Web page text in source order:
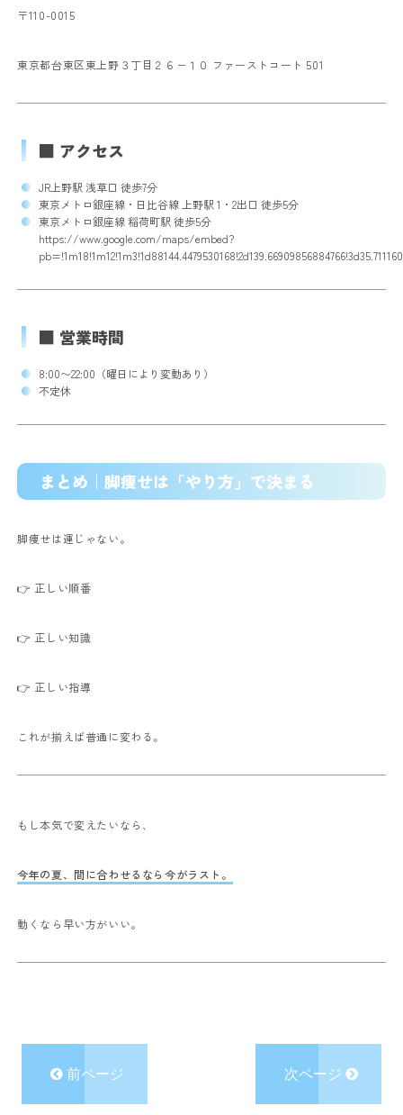
〒110-0015
東京都台東区東上野３丁目２６−１０ ファーストコート 501
■ アクセス
JR上野駅 浅草口 徒歩7分
東京メトロ銀座線・日比谷線 上野駅 1・2出口 徒歩5分
東京メトロ銀座線 稲荷町駅 徒歩5分
https://www.google.com/maps/embed?
■ 営業時間
8:00〜22:00（曜日により変動あり）
不定休
まとめ｜脚痩せは「やり方」で決まる
脚痩せは運じゃない。
👉 正しい順番
👉 正しい知識
👉 正しい指導
これが揃えば普通に変わる。
もし本気で変えたいなら、
今年の夏、間に合わせるなら今がラスト。
動くなら早い方がいい。
前ページ 次ページ